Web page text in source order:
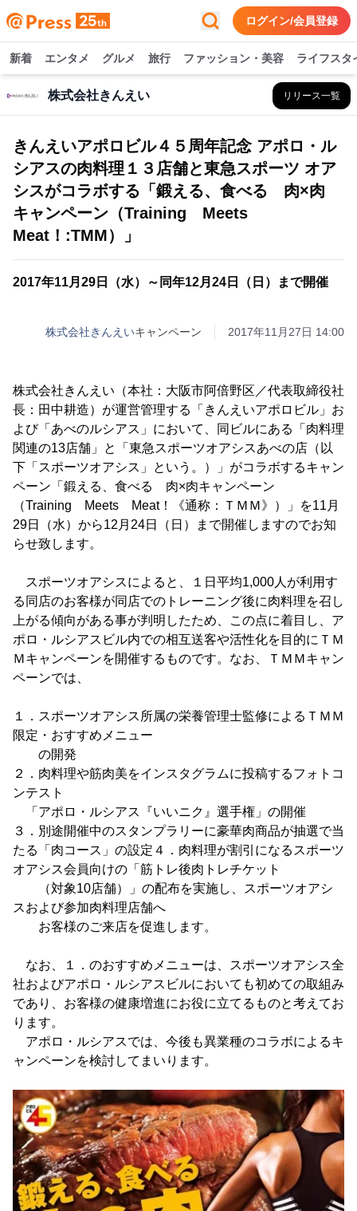
ログイン/会員登録
新着 エンタメ グルメ 旅行 ファッション・美容 ライフスタ
株式会社きんえい リリース一覧
きんえいアポロビル４５周年記念 アポロ・ル
シアスの肉料理１３店舗と東急スポーツ オア
シスがコラボする「鍛える、食べる 肉×肉
キャンペーン（Training Meets
Meat！:TMM）」
2017年11月29日（水）～同年12月24日（日）まで開催
株式会社きんえいキャンペーン 2017年11月27日 14:00
株式会社きんえい（本社：大阪市阿倍野区／代表取締役社
長：田中耕造）が運営管理する「きんえいアポロビル」お
よび「あべのルシアス」において、同ビルにある「肉料理
関連の13店舗」と「東急スポーツオアシスあべの店（以
下「スポーツオアシス」という。）」がコラボするキャン
ペーン「鍛える、食べる 肉×肉キャンペーン
（Training Meets Meat！《通称：ＴＭＭ》）」を11月
29日（水）から12月24日（日）まで開催しますのでお知
らせ致します。
スポーツオアシスによると、１日平均1,000人が利用す
る同店のお客様が同店でのトレーニング後に肉料理を召し
上がる傾向がある事が判明したため、この点に着目し、ア
ポロ・ルシアスビル内での相互送客や活性化を目的にＴＭ
Ｍキャンペーンを開催するものです。なお、ＴＭＭキャン
ペーンでは、
１．スポーツオアシス所属の栄養管理士監修によるＴＭＭ
限定・おすすめメニュー
の開発
２．肉料理や筋肉美をインスタグラムに投稿するフォトコ
ンテスト
「アポロ・ルシアス『いいニク』選手権」の開催
３．別途開催中のスタンプラリーに豪華肉商品が抽選で当
たる「肉コース」の設定４．肉料理が割引になるスポーツ
オアシス会員向けの「筋トレ後肉トレチケット
（対象10店舗）」の配布を実施し、スポーツオアシ
スおよび参加肉料理店舗へ
お客様のご来店を促進します。
なお、１．のおすすめメニューは、スポーツオアシス全
社およびアポロ・ルシアスビルにおいても初めての取組み
であり、お客様の健康増進にお役に立てるものと考えてお
ります。
アポロ・ルシアスでは、今後も異業種のコラボによるキ
ャンペーンを検討してまいります。